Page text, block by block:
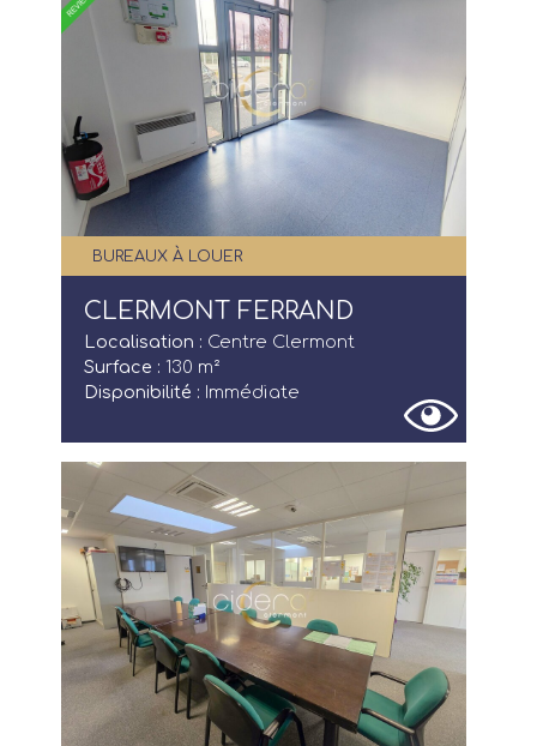
BUREAUX À LOUER
CLERMONT FERRAND
Localisation : Centre Clermont
Surface : 130 m²
Disponibilité : Immédiate